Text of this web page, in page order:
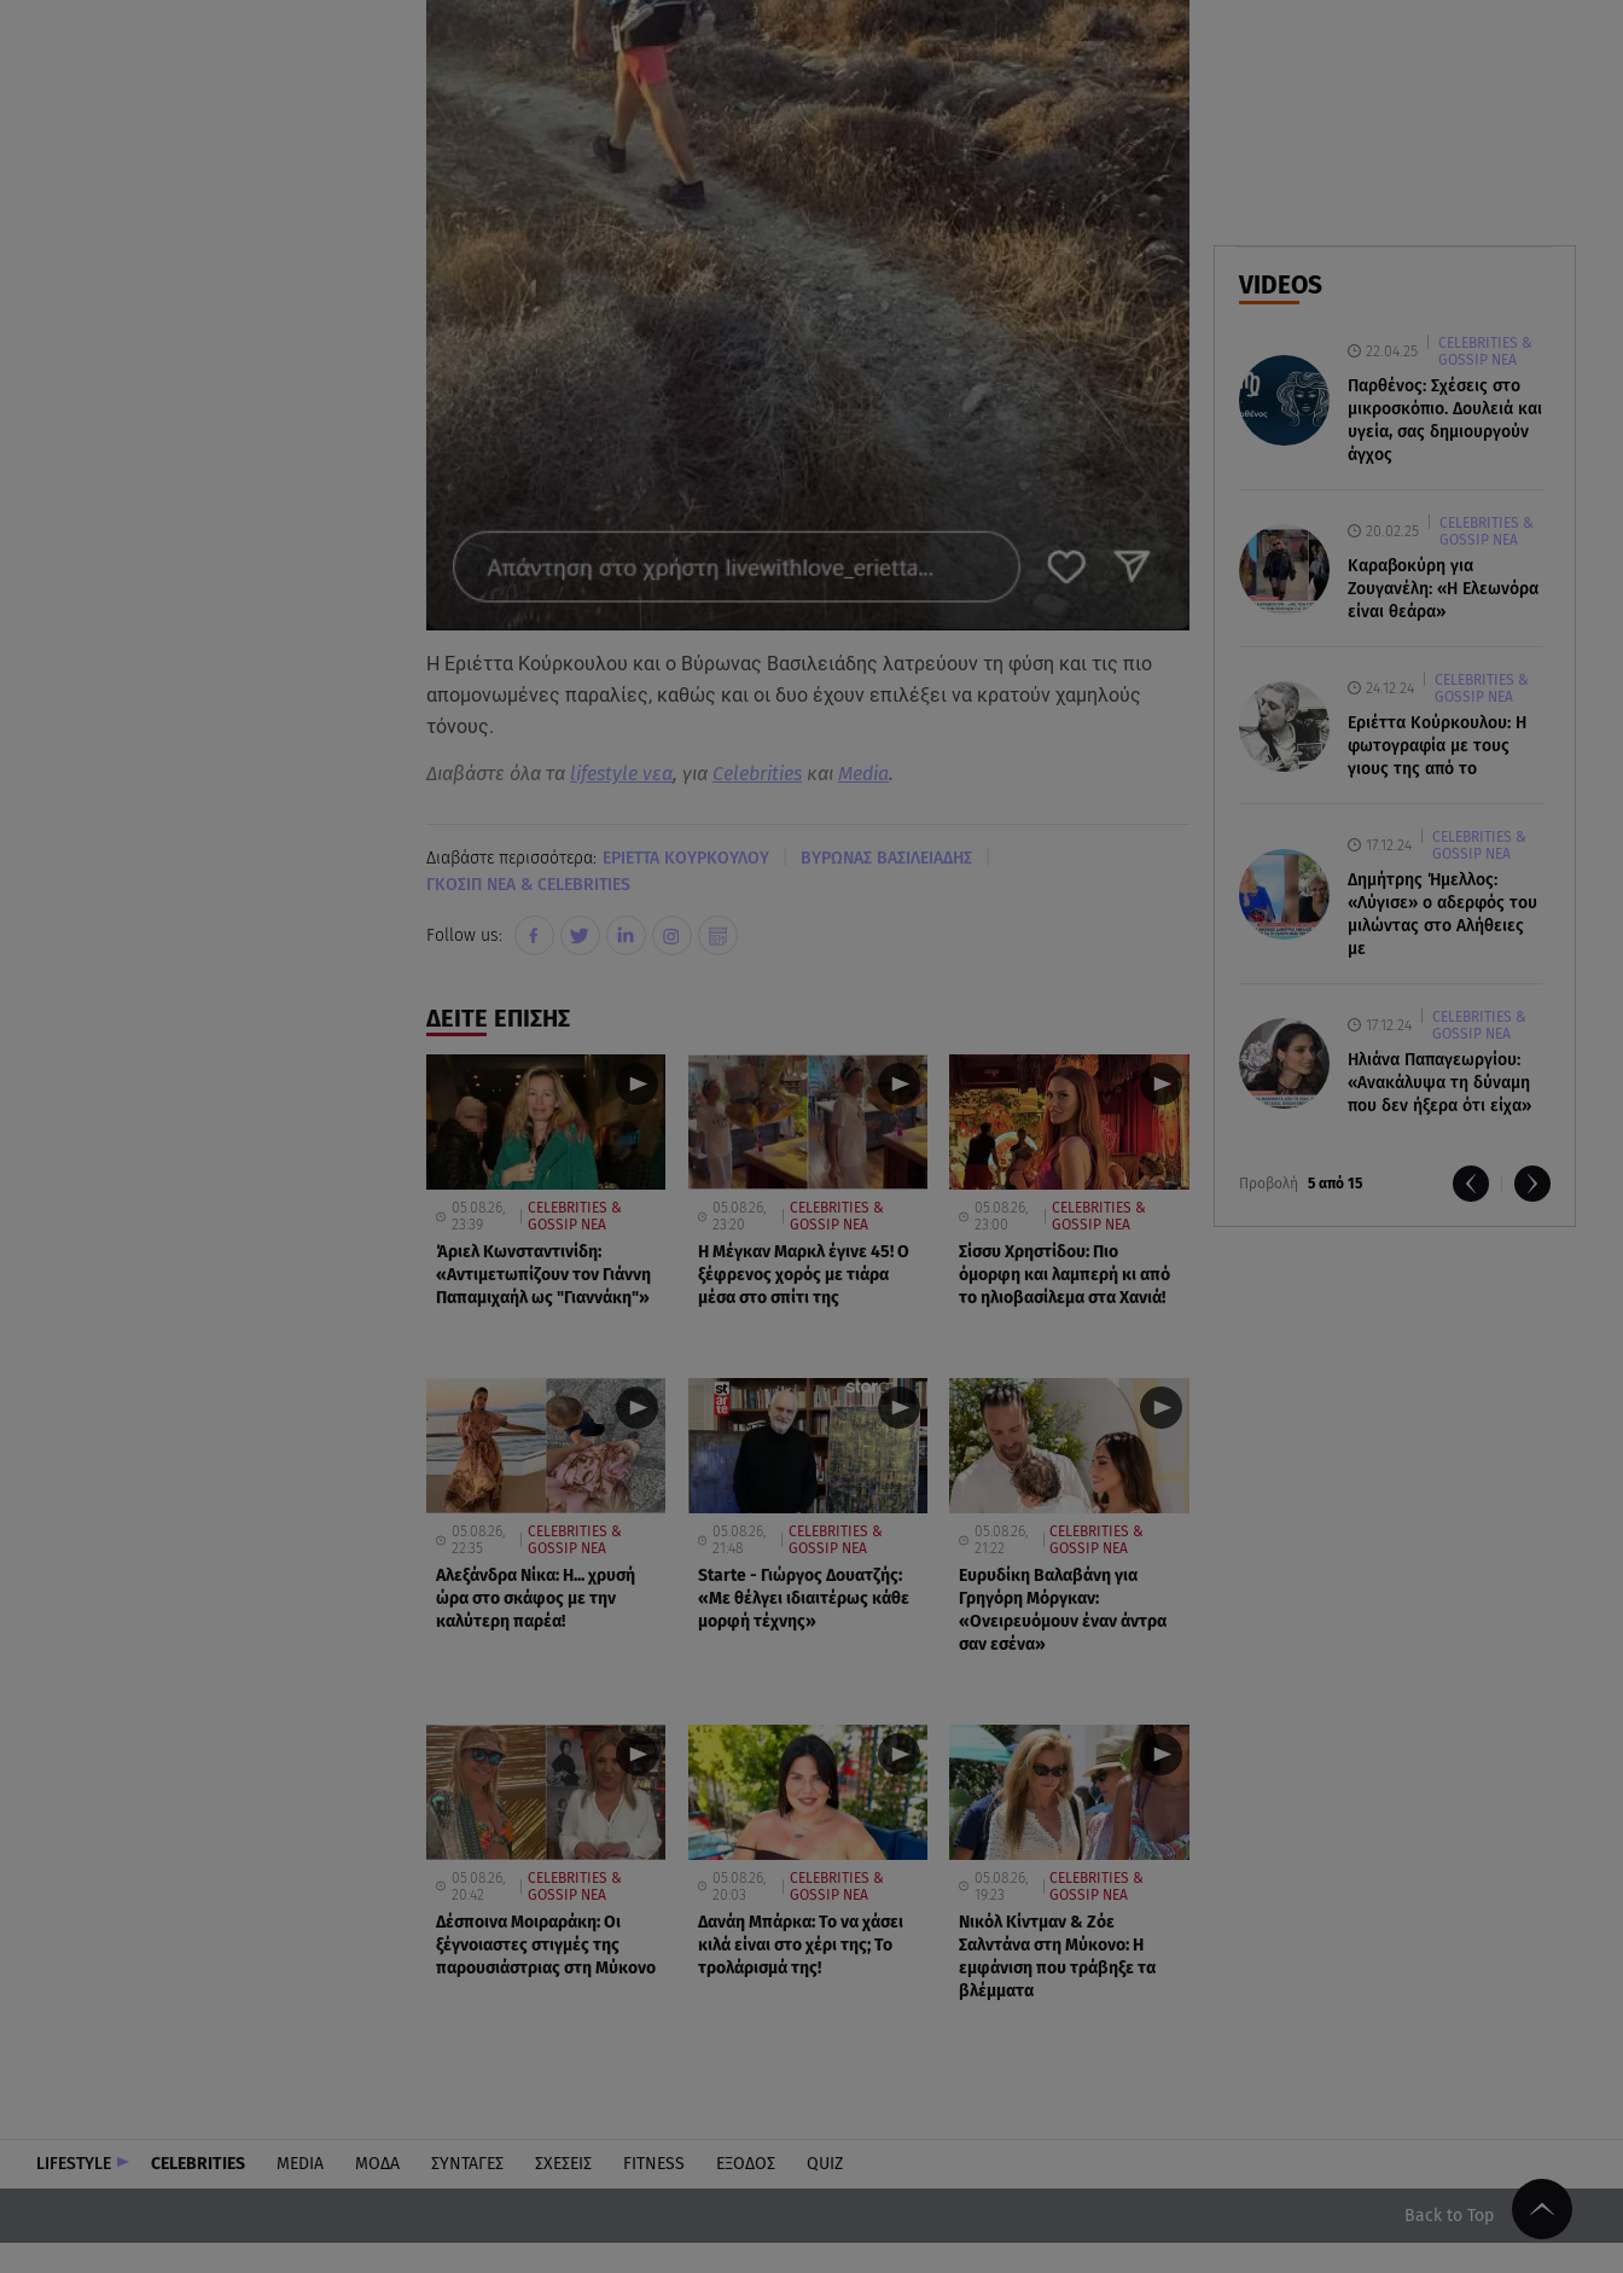
είναι ο Έλληνας χειριστής που
σκοτώθηκε
05.08.26 , 20:36
Πόσο καιρό παίρνει σε ένα
δάσος να πρασινίσει ξανά μετά
από πυρκαγιά
VIDEOS
22.04.25
CELEBRITIES &
GOSSIP ΝΕΑ
Παρθένος: Σχέσεις στο
μικροσκόπιο. Δουλειά και
υγεία, σας δημιουργούν
άγχος
20.02.25
CELEBRITIES &
GOSSIP ΝΕΑ
Καραβοκύρη για
Ζουγανέλη: «Η Ελεωνόρα
είναι θεάρα»
24.12.24
CELEBRITIES &
GOSSIP ΝΕΑ
Εριέττα Κούρκουλου: Η
φωτογραφία με τους
γιους της από το
17.12.24
CELEBRITIES &
GOSSIP ΝΕΑ
Δημήτρης Ήμελλος:
«Λύγισε» ο αδερφός του
μιλώντας στο Αλήθειες
με
17.12.24
CELEBRITIES &
GOSSIP ΝΕΑ
Ηλιάνα Παπαγεωργίου:
«Ανακάλυψα τη δύναμη
που δεν ήξερα ότι είχα»
Προβολή 5 από 15
Η Εριέττα Κούρκουλου και ο Βύρωνας Βασιλειάδης λατρεύουν τη φύση και τις πιο
απομονωμένες παραλίες, καθώς και οι δυο έχουν επιλέξει να κρατούν χαμηλούς
τόνους.
Διαβάστε όλα τα lifestyle νεα, για Celebritiesκαι Media.
Διαβάστε περισσότερα: ΕΡΙΕΤΤΑ ΚΟΥΡΚΟΥΛΟΥ ΒΥΡΩΝΑΣ ΒΑΣΙΛΕΙΑΔΗΣ
ΓΚΟΣΙΠ ΝΕΑ & CELEBRITIES
Follow us:
ΔΕΙΤΕ ΕΠΙΣΗΣ
05.08.26,
23:39
CELEBRITIES &
GOSSIP ΝΕΑ
Άριελ Κωνσταντινίδη:
«Αντιμετωπίζουν τον Γιάννη
Παπαμιχαήλ ως "Γιαννάκη"»
05.08.26,
23:20
CELEBRITIES &
GOSSIP ΝΕΑ
Η Μέγκαν Μαρκλ έγινε 45! Ο
ξέφρενος χορός με τιάρα
μέσα στο σπίτι της
05.08.26,
23:00
CELEBRITIES &
GOSSIP ΝΕΑ
Σίσσυ Χρηστίδου: Πιο
όμορφη και λαμπερή κι από
το ηλιοβασίλεμα στα Χανιά!
05.08.26,
22:35
CELEBRITIES &
GOSSIP ΝΕΑ
Αλεξάνδρα Νίκα: Η... χρυσή
ώρα στο σκάφος με την
καλύτερη παρέα!
05.08.26,
21:48
CELEBRITIES &
GOSSIP ΝΕΑ
Starte - Γιώργος Δουατζής:
«Με θέλγει ιδιαιτέρως κάθε
μορφή τέχνης»
05.08.26,
21:22
CELEBRITIES &
GOSSIP ΝΕΑ
Ευρυδίκη Βαλαβάνη για
Γρηγόρη Μόργκαν:
«Oνειρευόμουν έναν άντρα
σαν εσένα»
05.08.26,
20:42
CELEBRITIES &
GOSSIP ΝΕΑ
Δέσποινα Μοιραράκη: Οι
ξέγνοιαστες στιγμές της
παρουσιάστριας στη Μύκονο
05.08.26,
20:03
CELEBRITIES &
GOSSIP ΝΕΑ
Δανάη Μπάρκα: Το να χάσει
κιλά είναι στο χέρι της; Το
τρολάρισμά της!
05.08.26,
19:23
CELEBRITIES &
GOSSIP ΝΕΑ
Νικόλ Κίντμαν & Ζόε
Σαλντάνα στη Μύκονο: Η
εμφάνιση που τράβηξε τα
βλέμματα
LIFESTYLE CELEBRITIES MEDIA ΜΟΔΑ ΣΥΝΤΑΓΕΣ ΣΧΕΣΕΙΣ FITNESS ΕΞΟΔΟΣ QUIZ
Back to Top